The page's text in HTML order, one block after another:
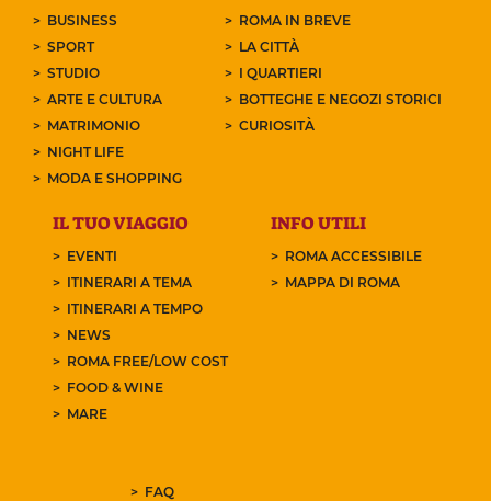
BUSINESS
SPORT
STUDIO
ARTE E CULTURA
MATRIMONIO
NIGHT LIFE
MODA E SHOPPING
ROMA IN BREVE
LA CITTÀ
I QUARTIERI
BOTTEGHE E NEGOZI STORICI
CURIOSITÀ
IL TUO VIAGGIO
EVENTI
ITINERARI A TEMA
ITINERARI A TEMPO
NEWS
ROMA FREE/LOW COST
FOOD & WINE
MARE
INFO UTILI
ROMA ACCESSIBILE
MAPPA DI ROMA
FAQ